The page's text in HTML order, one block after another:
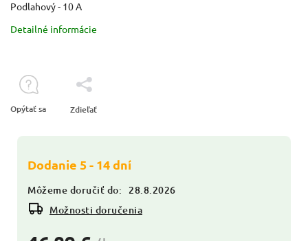
Dodanie 5 - 14 dní
Môžeme doručiť do:
28.8.2026
Možnosti doručenia
Podlahový - 10 A
Detailné informácie
Opýtať sa Zdieľať